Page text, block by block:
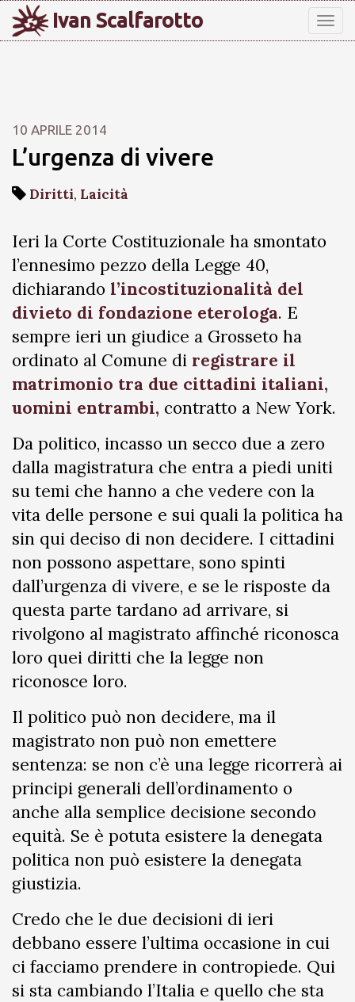
Ivan Scalfarotto
10 APRILE 2014
L’urgenza di vivere
Diritti, Laicità
Ieri la Corte Costituzionale ha smontato
l’ennesimo pezzo della Legge 40,
dichiarando l’incostituzionalità del
divieto di fondazione eterologa. E
sempre ieri un giudice a Grosseto ha
ordinato al Comune di registrare il
matrimonio tra due cittadini italiani,
uomini entrambi, contratto a New York.
Da politico, incasso un secco due a zero
dalla magistratura che entra a piedi uniti
su temi che hanno a che vedere con la
vita delle persone e sui quali la politica ha
sin qui deciso di non decidere. I cittadini
non possono aspettare, sono spinti
dall’urgenza di vivere, e se le risposte da
questa parte tardano ad arrivare, si
rivolgono al magistrato affinché riconosca
loro quei diritti che la legge non
riconosce loro.
Il politico può non decidere, ma il
magistrato non può non emettere
sentenza: se non c’è una legge ricorrerà ai
principi generali dell’ordinamento o
anche alla semplice decisione secondo
equità. Se è potuta esistere la denegata
politica non può esistere la denegata
giustizia.
Credo che le due decisioni di ieri
debbano essere l’ultima occasione in cui
ci facciamo prendere in contropiede. Qui
si sta cambiando l’Italia e quello che sta